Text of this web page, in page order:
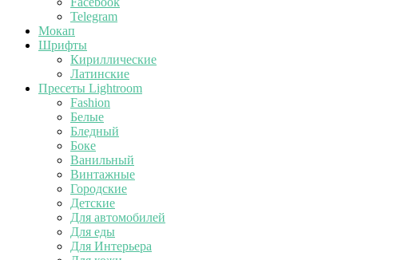
Telegram
Мокап
Шрифты
Кириллические
Латинские
Пресеты Lightroom
Fashion
Белые
Бледный
Боке
Ванильный
Винтажные
Городские
Детские
Для автомобилей
Для еды
Для Интерьера